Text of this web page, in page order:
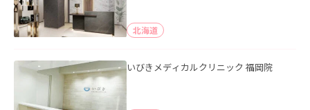
北海道
いびきメディカルクリニック 福岡院